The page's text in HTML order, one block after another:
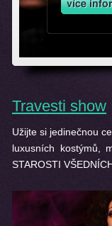
Travesti show
Užijte si jedinečnou
luxusních kostýmů,
STAROSTI